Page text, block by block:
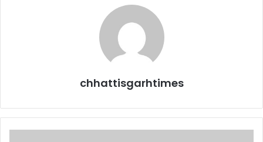
chhattisgarhtimes